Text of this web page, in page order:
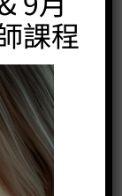
課程